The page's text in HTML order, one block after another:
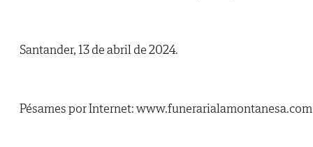
Santander, 13 de abril de 2024.
Pésames por Internet: www.funerarialamontanesa.com